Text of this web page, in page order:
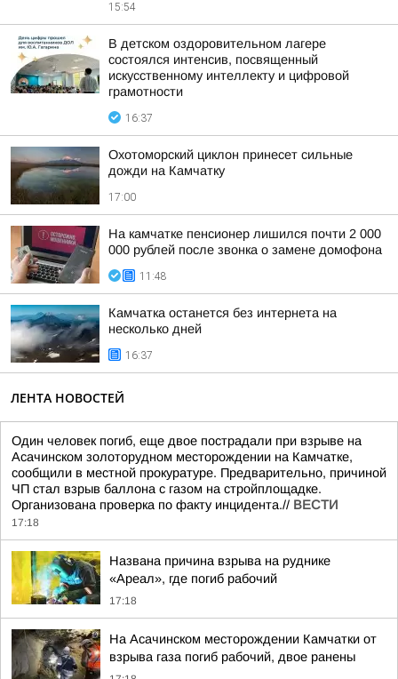
15:54
В детском оздоровительном лагере
состоялся интенсив, посвященный
искусственному интеллекту и цифровой
грамотности
16:37
Охотоморский циклон принесет сильные
дожди на Камчатку
17:00
На камчатке пенсионер лишился почти 2 000
000 рублей после звонка о замене домофона
11:48
Камчатка останется без интернета на
несколько дней
16:37
ЛЕНТА НОВОСТЕЙ
Один человек погиб, еще двое пострадали при взрыве на
Асачинском золоторудном месторождении на Камчатке,
сообщили в местной прокуратуре. Предварительно, причиной
ЧП стал взрыв баллона с газом на стройплощадке.
Организована проверка по факту инцидента.// ВЕСТИ
17:18
Названа причина взрыва на руднике
«Ареал», где погиб рабочий
17:18
На Асачинском месторождении Камчатки от
взрыва газа погиб рабочий, двое ранены